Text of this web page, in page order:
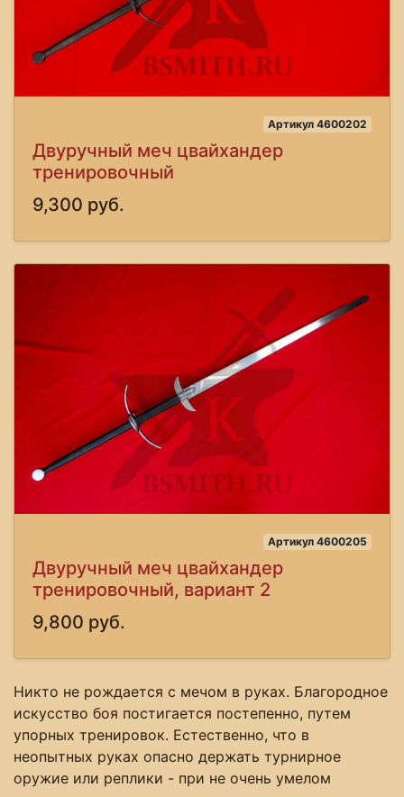
Артикул 4600202
Двуручный меч цвайхандер
тренировочный
9,300 руб.
Артикул 4600205
Двуручный меч цвайхандер
тренировочный, вариант 2
9,800 руб.
Никто не рождается с мечом в руках. Благородное
искусство боя постигается постепенно, путем
упорных тренировок. Естественно, что в
неопытных руках опасно держать турнирное
оружие или реплики - при не очень умелом